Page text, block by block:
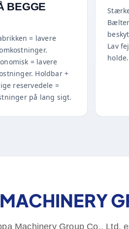
BEGGE
= lavere
= lavere
Holdbar +
reservedele =
på lang sigt.
Lav
holde.
Machinery Group Co., Ltd.